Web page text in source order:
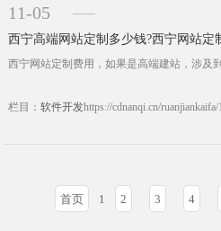
11-05
栏目：软件开发https://cdnanqi.cn/ruanjiankaifa/
首页 1 2 3 4